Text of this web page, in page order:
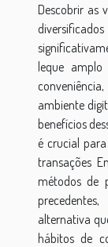
Descobrir as
leque
ambiente
benefícios
é crucial
transações
métodos de
alternativa
hábitos de